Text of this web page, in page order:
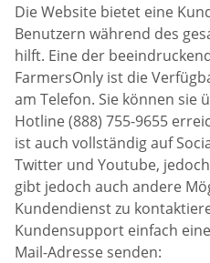
Die Website bietet eine
Benutzern während des
hilft. Eine der
FarmersOnly ist die
am Telefon. Sie können sie
Hotline (888) 755-9655
ist auch vollständig auf
Twitter und Youtube,
gibt jedoch auch andere
Kundendienst zu
Kundensupport einfach
Mail-Adresse senden: